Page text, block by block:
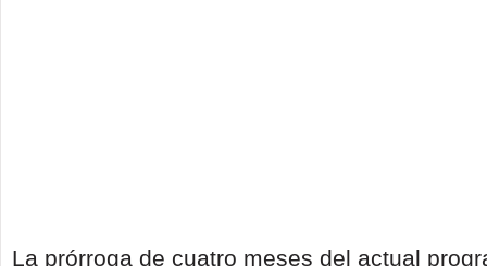
La prórroga de cuatro meses del actual